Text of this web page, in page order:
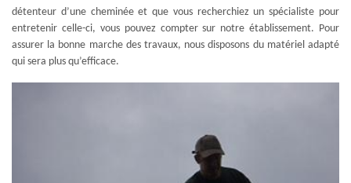
détenteur d’une cheminée et que vous recherchiez un spécialiste pour
entretenir celle-ci, vous pouvez compter sur notre établissement. Pour
assurer la bonne marche des travaux, nous disposons du matériel adapté
qui sera plus qu’efficace.